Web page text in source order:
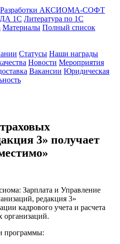
Разработки АКСИОМА-СОФТ
1С Литература по 1С
Материалы Полный список
Статусы Наши награды
Новости Мероприятия
Вакансии Юридическая
3» получает
Зарплата и Управление
редакция 3»
кадрового учета и расчета
организаций.
программы: